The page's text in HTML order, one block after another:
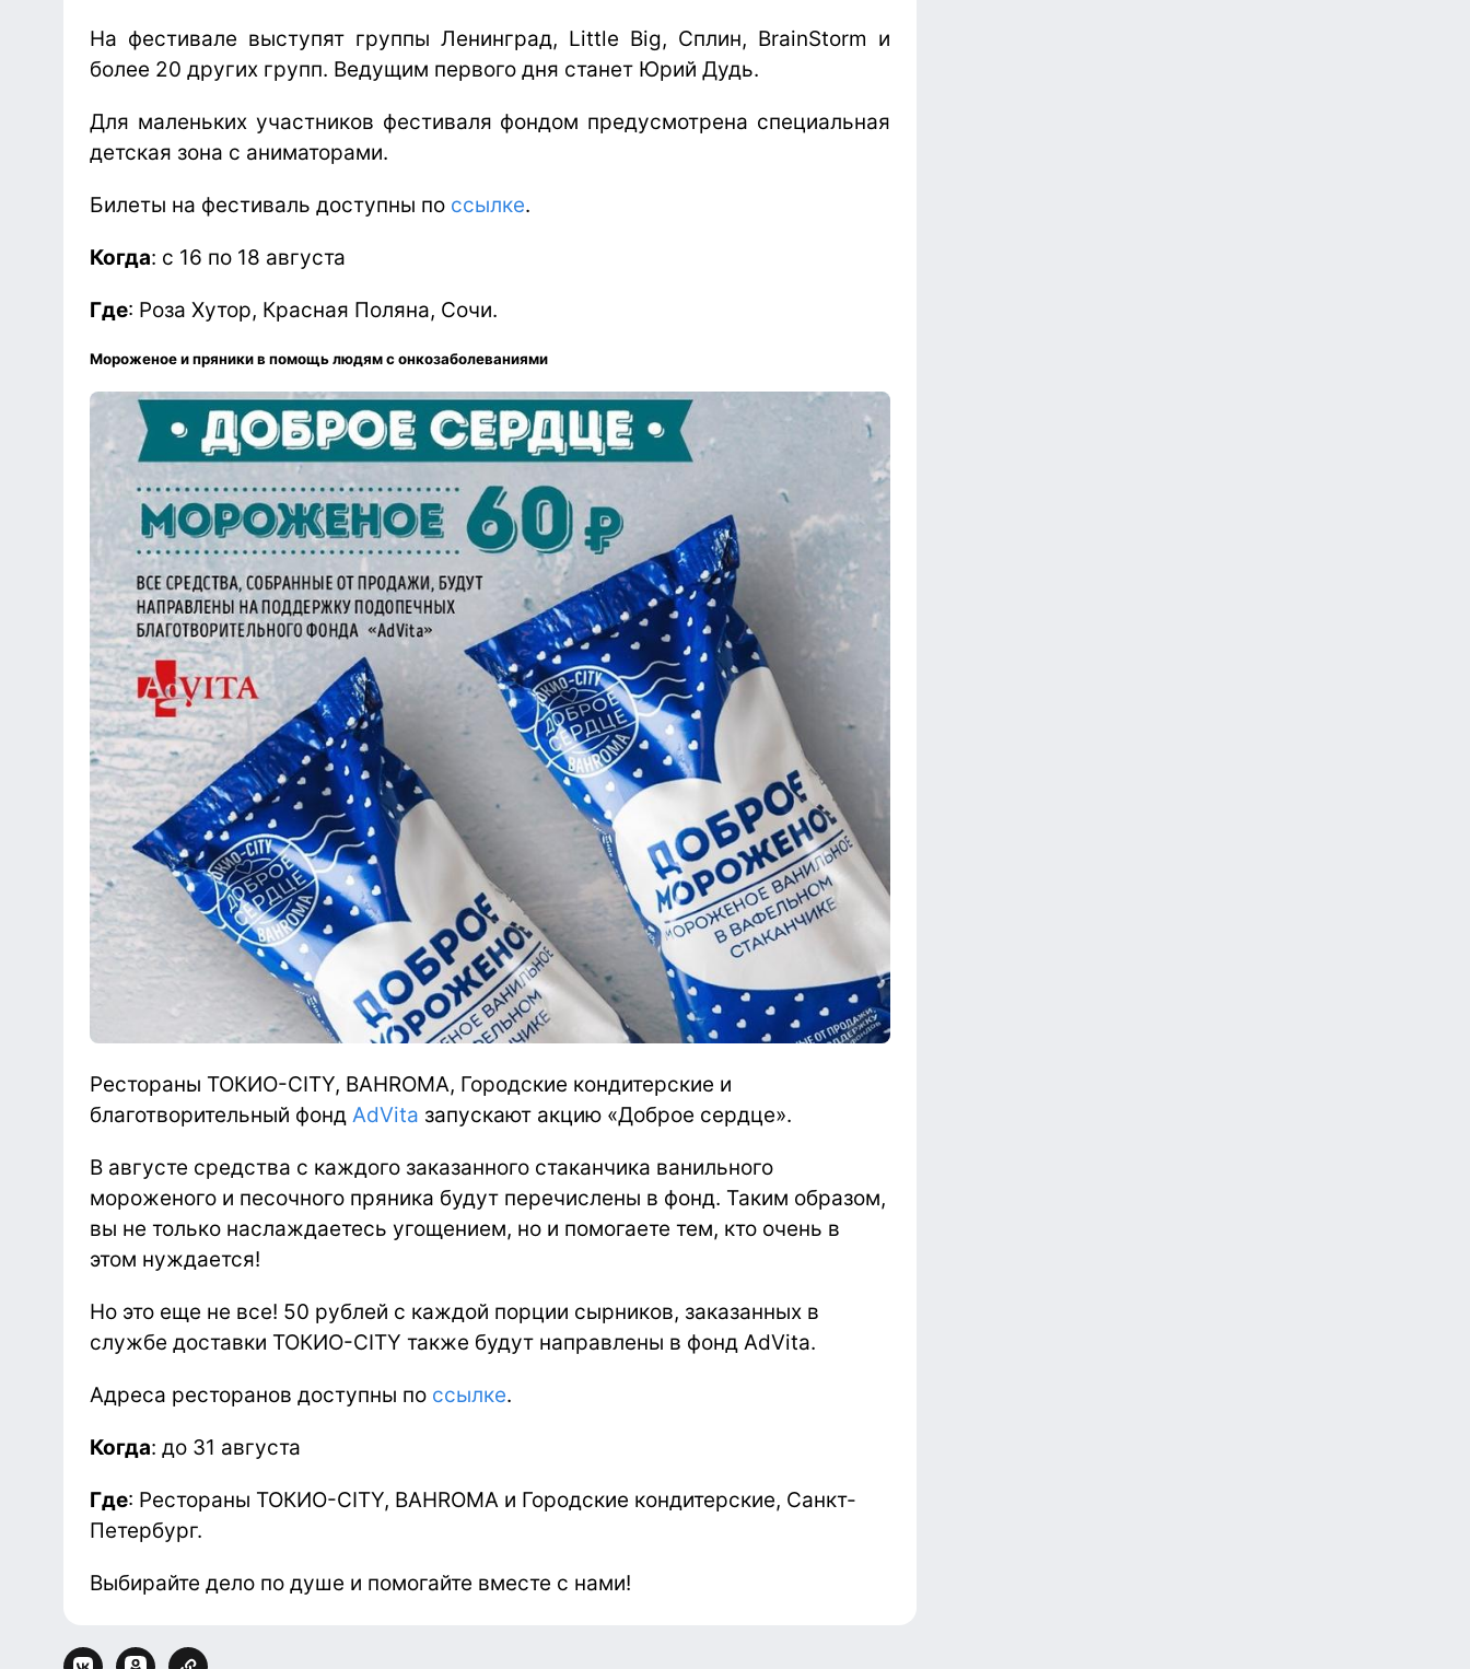
На фестивале выступят группы Ленинград, Little Big, Сплин, BrainStorm и
более 20 других групп. Ведущим первого дня станет Юрий Дудь.
Для маленьких участников фестиваля фондом предусмотрена специальная
детская зона с аниматорами.
Билеты на фестиваль доступны по ссылке.
Когда: с 16 по 18 августа
Где: Роза Хутор, Красная Поляна, Сочи.
Мороженое и пряники в помощь людям с онкозаболеваниями
Рестораны ТОКИО-CITY, BAHROMA, Городские кондитерские и
благотворительный фонд AdVita запускают акцию «Доброе сердце».
В августе средства с каждого заказанного стаканчика ванильного
мороженого и песочного пряника будут перечислены в фонд. Таким образом,
вы не только наслаждаетесь угощением, но и помогаете тем, кто очень в
этом нуждается!
Но это еще не все! 50 рублей с каждой порции сырников, заказанных в
службе доставки ТОКИО-CITY также будут направлены в фонд AdVita.
Адреса ресторанов доступны по ссылке.
Когда: до 31 августа
Где: Рестораны ТОКИО-CITY, BAHROMA и Городские кондитерские, Санкт-
Петербург.
Выбирайте дело по душе и помогайте вместе с нами!